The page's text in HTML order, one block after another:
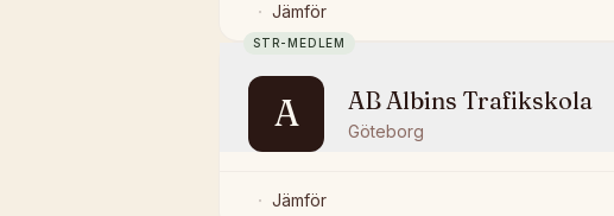
Jämför
STR-MEDLEM
A AB Albins Trafikskola
Göteborg
Jämför